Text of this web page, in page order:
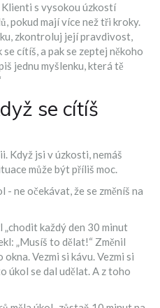
s vysokou úzkostí
pokud mají více než tři kroky.
zkontroluj její pravdivost,
cítíš, a pak se zeptej někoho
jednu myšlenku, která tě
se cítíš
Když jsi v úzkosti, nemáš
může být příliš moc.
ne očekávat, že se změníš na
„chodit každý den 30 minut
„Musíš to dělat!“ Změnil
Vezmi si kávu. Vezmi si
úkol se dal udělat. A z toho